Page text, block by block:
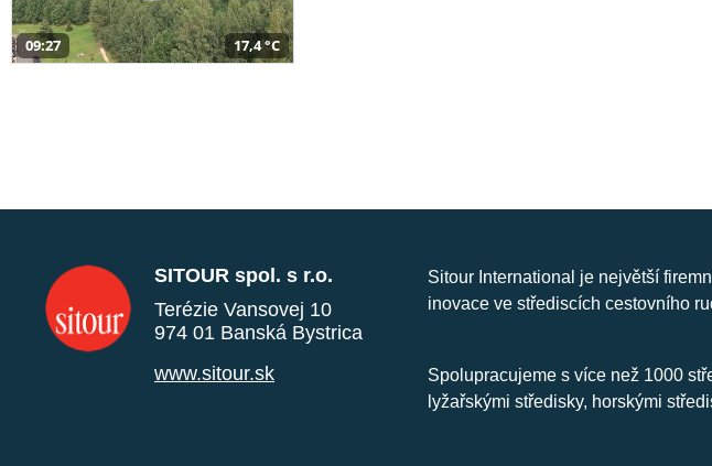
09:27 17,4 °C
SITOUR spol. s r.o.
Terézie Vansovej 10
974 01 Banská Bystrica
www.sitour.sk
Sitour International je největší
inovace ve střediscích cestovního
Spolupracujeme s více než 1000
lyžařskými středisky, horskými